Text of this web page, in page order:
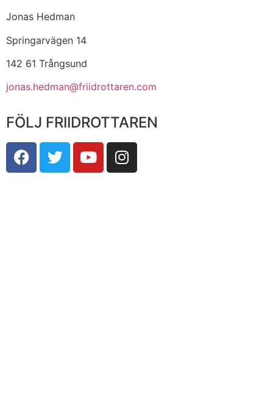
Jonas Hedman
Springarvägen 14
142 61 Trångsund
jonas.hedman@friidrottaren.com
FÖLJ FRIIDROTTAREN